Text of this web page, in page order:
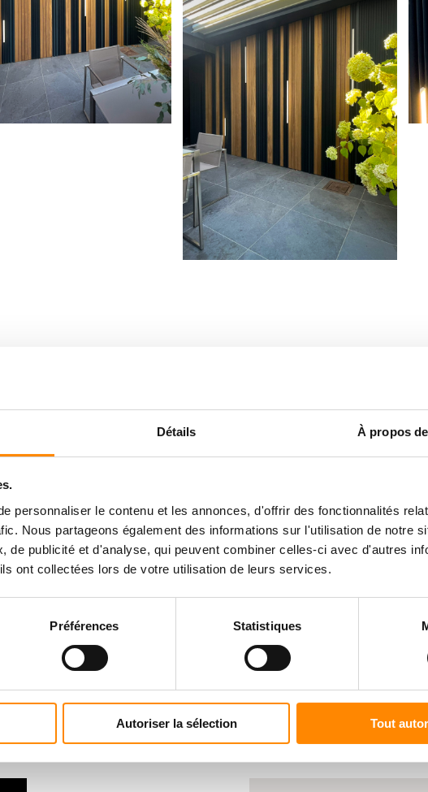
Détails À propos
personnaliser le contenu et les annonces, d'offrir des fonctionnalités
Nous partageons également des informations sur l'utilisation de notre
de publicité et d'analyse, qui peuvent combiner celles-ci avec d'autres
ont collectées lors de votre utilisation de leurs services.
Préférences Statistiques
Autoriser la sélection Tout
documents
TROUVER UN
Entrez un code